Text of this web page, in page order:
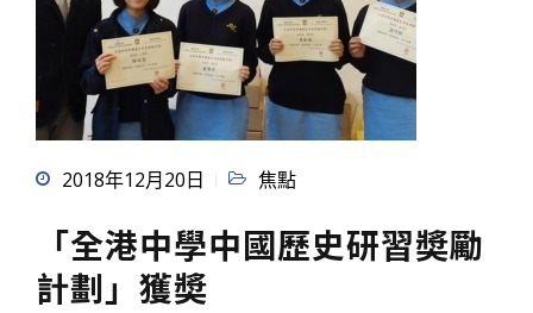
2018年12月20日 焦點
「全港中學中國歷史研習奬勵
計劃」獲奬